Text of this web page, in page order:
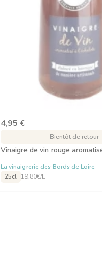
4,95 €
Bientôt de retour
Vinaigre de vin rouge
La vinaigrerie des Bords de Loire
25cl 19,80€/L